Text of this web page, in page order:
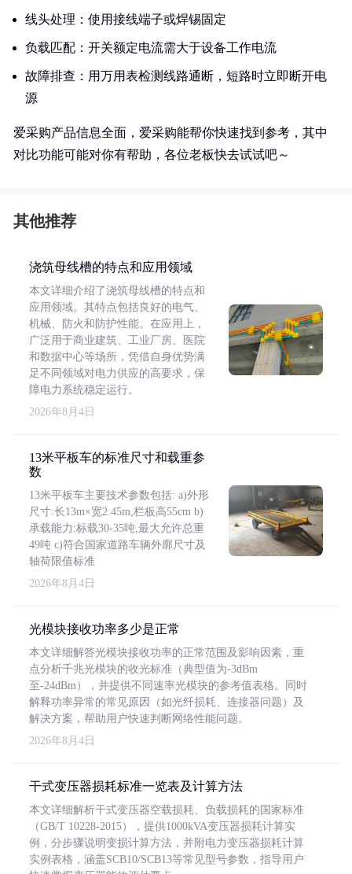
线头处理：使用接线端子或焊锡固定
负载匹配：开关额定电流需大于设备工作电流
故障排查：用万用表检测线路通断，短路时立即断开电
源
爱采购产品信息全面，爱采购能帮你快速找到参考，其中
对比功能可能对你有帮助，各位老板快去试试吧～
其他推荐
浇筑母线槽的特点和应用领域
本文详细介绍了浇筑母线槽的特点和
应用领域。其特点包括良好的电气、
机械、防火和防护性能。在应用上，
广泛用于商业建筑、工业厂房、医院
和数据中心等场所，凭借自身优势满
足不同领域对电力供应的高要求，保
障电力系统稳定运行。
2026年8月4日
13米平板车的标准尺寸和载重参
数
13米平板车主要技术参数包括: a)外形
尺寸:长13m×宽2.45m,栏板高55cm b)
承载能力:标载30-35吨,最大允许总重
49吨 c)符合国家道路车辆外廓尺寸及
轴荷限值标准
2026年8月4日
光模块接收功率多少是正常
本文详细解答光模块接收功率的正常范围及影响因素，重
点分析千兆光模块的收光标准（典型值为-3dBm
至-24dBm），并提供不同速率光模块的参考值表格。同时
解释功率异常的常见原因（如光纤损耗、连接器问题）及
解决方案，帮助用户快速判断网络性能问题。
2026年8月4日
干式变压器损耗标准一览表及计算方法
本文详细解析干式变压器空载损耗、负载损耗的国家标准
（GB/T 10228-2015），提供1000kVA变压器损耗计算实
例，分步骤说明变损计算方法，并附电力变压器损耗计算
实例表格，涵盖SCB10/SCB13等常见型号参数，指导用户